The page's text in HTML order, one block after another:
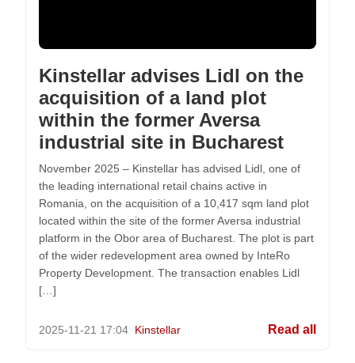
Kinstellar advises Lidl on the
acquisition of a land plot
within the former Aversa
industrial site in Bucharest
November 2025 – Kinstellar has advised Lidl, one of
the leading international retail chains active in
Romania, on the acquisition of a 10,417 sqm land plot
located within the site of the former Aversa industrial
platform in the Obor area of Bucharest. The plot is part
of the wider redevelopment area owned by InteRo
Property Development. The transaction enables Lidl
[…]
2025-11-21 17:04 Kinstellar Read all